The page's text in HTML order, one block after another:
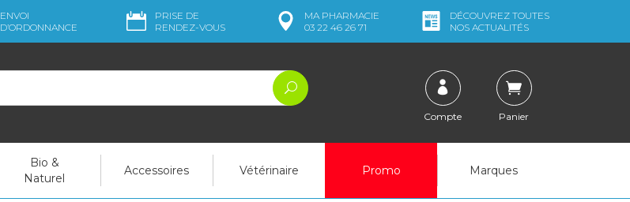
ENVOI
D’ORDONNANCE
PRISE DE
RENDEZ-VOUS
MAPHARMACIE
03 22 46 26 71
DÉCOUVREZ TOUTES
NOS ACTUALITÉS
Compte Panier
Bio &
Naturel
Accessoires Vétérinaire Promo Marques